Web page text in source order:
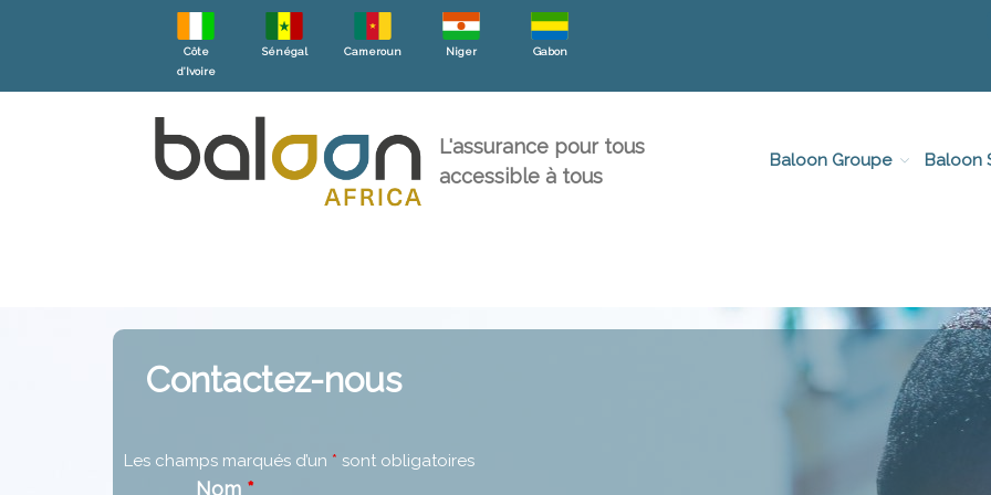
Côte
d’Ivoire
Sénégal Cameroun Niger Gabon
L'assurance pour tous
accessible à tous
Baloon Groupe Baloon
Contactez-nous
Les champs marqués d’un * sont obligatoires
Nom *